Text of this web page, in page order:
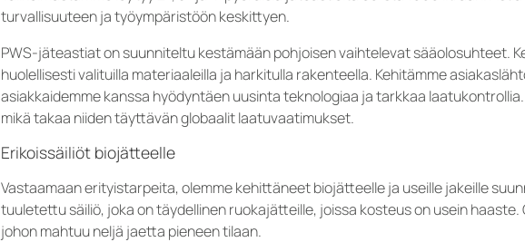
turvallisuuteen ja työympäristöön keskittyen.
PWS-jäteastiat on suunniteltu kestämään pohjoisen vaihtelevat sääolosuhteet.
huolellisesti valituilla materiaaleilla ja harkitulla rakenteella. Kehitämme
asiakkaidemme kanssa hyödyntäen uusinta teknologiaa ja tarkkaa
mikä takaa niiden täyttävän globaalit laatuvaatimukset.
Erikoissäiliöt biojätteelle
Vastaamaan erityistarpeita, olemme kehittäneet biojätteelle ja useille jakeille
tuuletettu säiliö, joka on täydellinen ruokajätteille, joissa kosteus on usein
johon mahtuu neljä jaetta pieneen tilaan.